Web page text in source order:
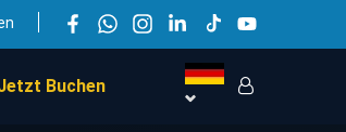
Buchen